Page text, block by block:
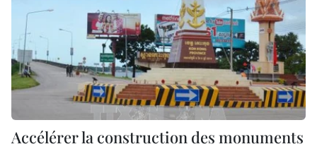
Accélérer la construction des monuments